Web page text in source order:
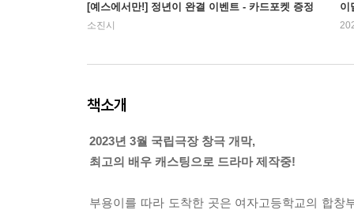
[예스에서만!] 정년이 완결 이벤트 - 카드포켓 증정
소진시
이
책소개
2023년 3월 국립극장 창극 개막,
최고의 배우 캐스팅으로 드라마 제작중!
부용이를 따라 도착한 곳은 여자고등학교의 합